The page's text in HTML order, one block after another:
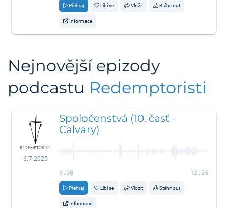
Přehraj Líbí se Vložit Stáhnout
Informace
Nejnovější epizody
podcastu Redemptoristi
6.7.2025
Spoločenstvá (10. časť -
Calvary)
0:00 12:05
Přehraj Líbí se Vložit Stáhnout
Informace